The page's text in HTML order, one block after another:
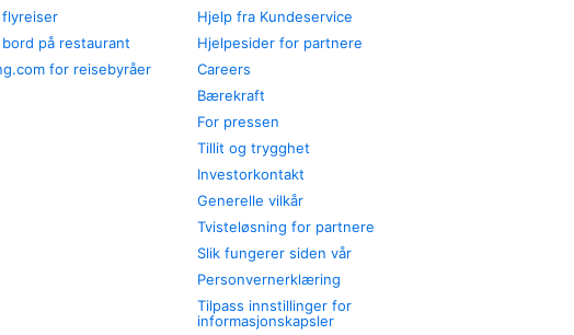
flyreiser
bord på restaurant
for reisebyråer
Hjelp fra Kundeservice
Hjelpesider for partnere
Careers
Bærekraft
For pressen
Tillit og trygghet
Investorkontakt
Generelle vilkår
Tvisteløsning for partnere
Slik fungerer siden vår
Personvernerklæring
Tilpass innstillinger for
informasjonskapsler